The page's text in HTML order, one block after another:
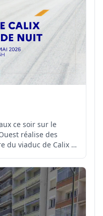
ce soir sur le
du viaduc de Calix à
» dans le sens